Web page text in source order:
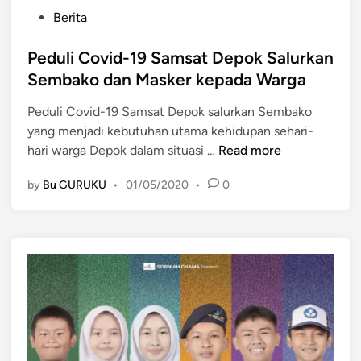
s
t
d
i
n
Berita
Peduli Covid-19 Samsat Depok Salurkan
Sembako dan Masker kepada Warga
Peduli Covid-19 Samsat Depok salurkan Sembako
yang menjadi kebutuhan utama kehidupan sehari-
hari warga Depok dalam situasi … P
d
C
o
v
i
d
Read more
by Bu GURUKU • 01/05/2020 • 0